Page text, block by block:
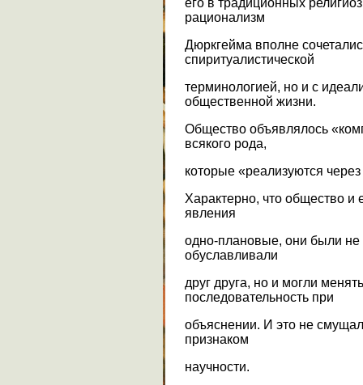
его в традиционных
рационализм
Дюркгейма вполне
спиритуалистической
терминологией, но и с
общественной жизни.
Общество объявлялось
всякого рода,
которые «реализуются
Характерно, что общество и
явления
одно-плановые, они были не
обуславливали
друг друга, но и могли
последовательность при
объяснении. И это не
признаком
научности.